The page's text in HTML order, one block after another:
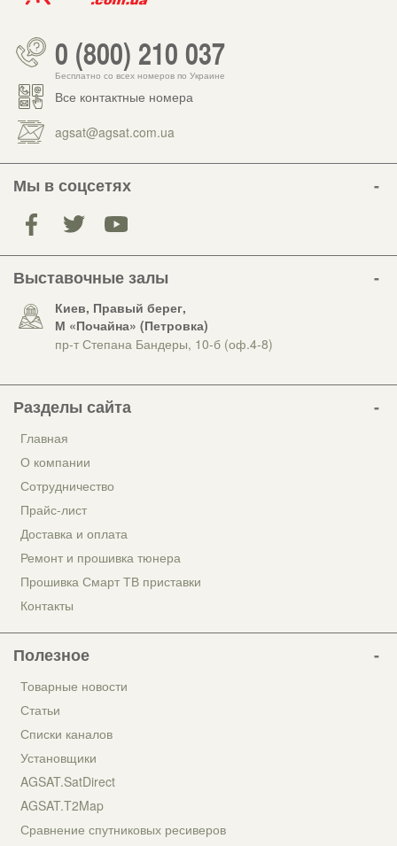
0 (800) 210 037
Бесплатно со всех номеров по Украине
Все контактные номера
agsat@agsat.com.ua
Мы в соцсетях
Выставочные залы
Киев, Правый берег,
М «Почайна» (Петровка)
пр-т Степана Бандеры, 10-б (оф.4-8)
Разделы сайта
Главная
О компании
Сотрудничество
Прайс-лист
Доставка и оплата
Ремонт и прошивка тюнера
Прошивка Смарт ТВ приставки
Контакты
Полезное
Товарные новости
Статьи
Списки каналов
Установщики
AGSAT.SatDirect
AGSAT.T2Map
Сравнение спутниковых ресиверов